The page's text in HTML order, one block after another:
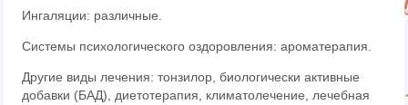
Ингаляции: различные.
Системы психологического оздоровления: ароматерапия.
Другие виды лечения: тонзилор, биологически активные
добавки (БАД), диетотерапия, климатолечение, лечебная